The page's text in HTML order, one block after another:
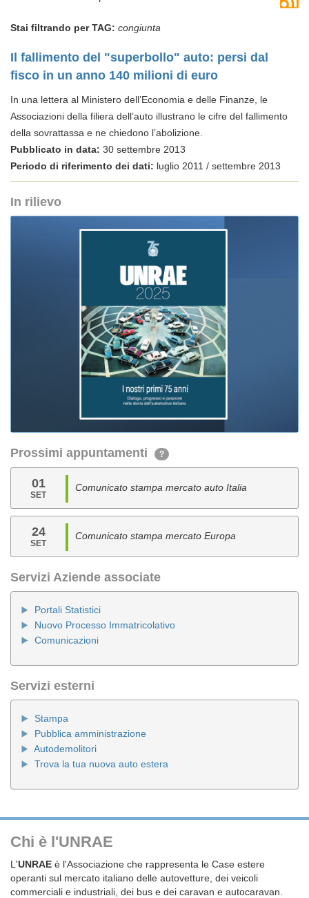
Stai filtrando per TAG: congiunta
Il fallimento del "superbollo" auto: persi dal
fisco in un anno 140 milioni di euro
In una lettera al Ministero dell’Economia e delle Finanze, le
Associazioni della filiera dell’auto illustrano le cifre del fallimento
della sovrattassa e ne chiedono l’abolizione.
Pubblicato in data: 30 settembre 2013
Periodo di riferimento dei dati: luglio 2011 / settembre 2013
In rilievo
Prossimi appuntamenti ?
01
SET
Comunicato stampa mercato auto Italia
24
SET
Comunicato stampa mercato Europa
Servizi Aziende associate
Portali Statistici
Nuovo Processo Immatricolativo
Comunicazioni
Servizi esterni
Stampa
Pubblica amministrazione
Autodemolitori
Trova la tua nuova auto estera
Chi è l'UNRAE
L'UNRAE è l'Associazione che rappresenta le Case estere
operanti sul mercato italiano delle autovetture, dei veicoli
commerciali e industriali, dei bus e dei caravan e autocaravan.